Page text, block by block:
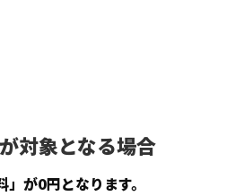
対象となる場合
が0円となります。